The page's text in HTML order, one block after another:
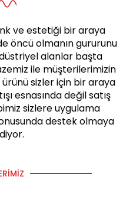
ve estetiği bir araya
öncü olmanın gururunu
alanlar başta
ile müşterilerimizin
sizler için bir araya
esnasında değil satış
sizlere uygulama
destek olmaya